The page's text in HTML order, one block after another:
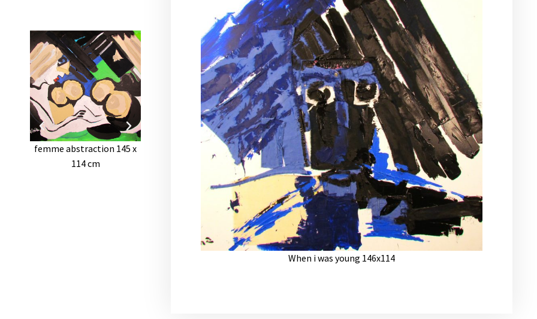
femme abstraction 145 x
114 cm
Cache cache 116x89 cm -
Peinture Jorge Colomina
Cou-cou 116x89 cm -
Peinture Jorge Colomina
L'énigmatique 116 x 89 cm Les cheveux
When i was young 146x114